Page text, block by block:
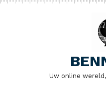
Naar
Uw online